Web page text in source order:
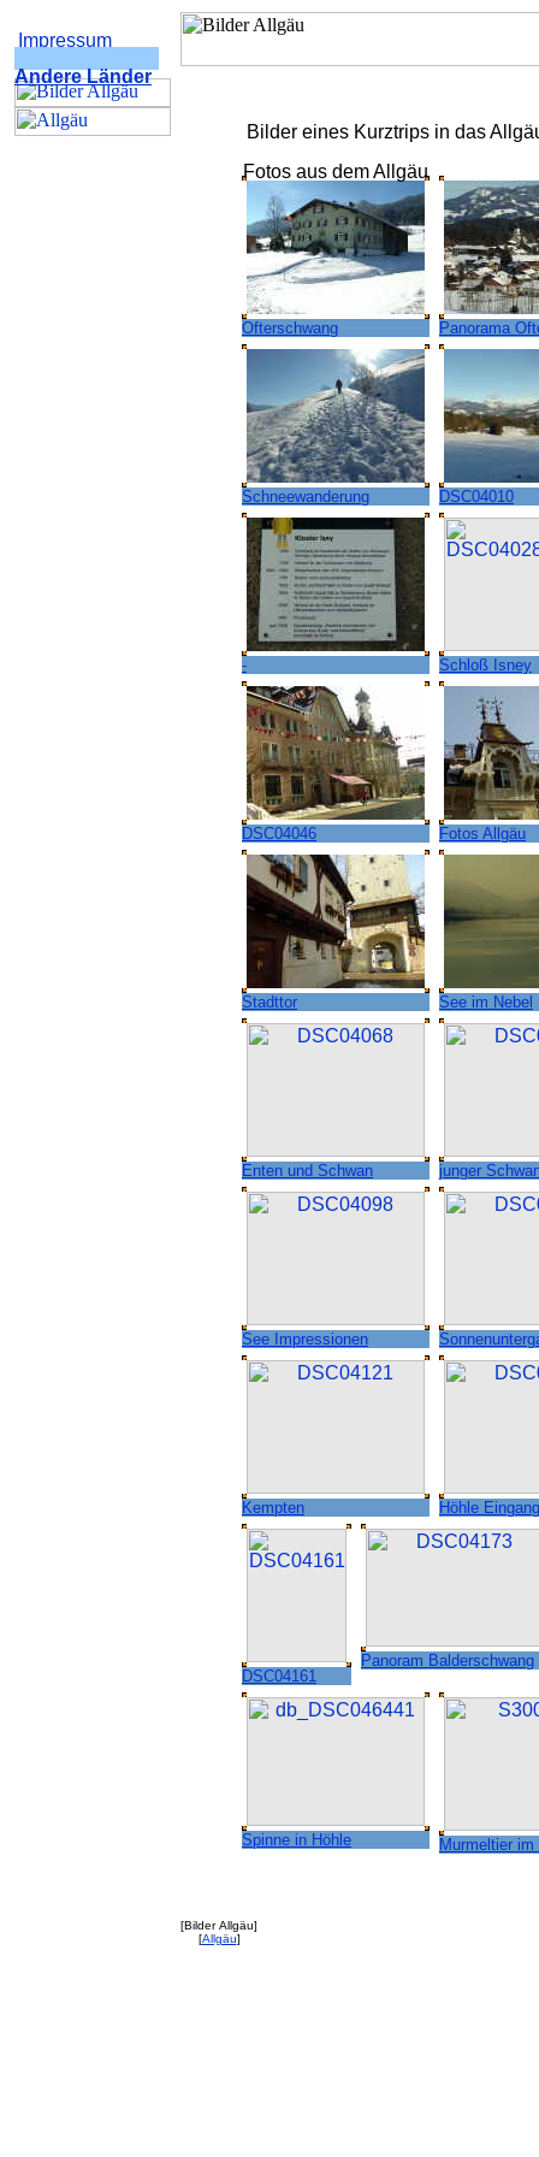
Ofterschwang Panorama
Schneewanderung DSC04010
- Schloß Isney
DSC04046 Fotos Allgäu
Stadttor See im Nebel
Enten und Schwan junger
See Impressionen
Kempten Höhle Eingang
DSC04161
Panoram Balderschwang
Spinne in Höhle Murmeltier
Bilder eines Kurztrips in das
Fotos aus dem Allgäu
[Bilder Allgäu]
[Allgäu]
Impressum
Andere Länder